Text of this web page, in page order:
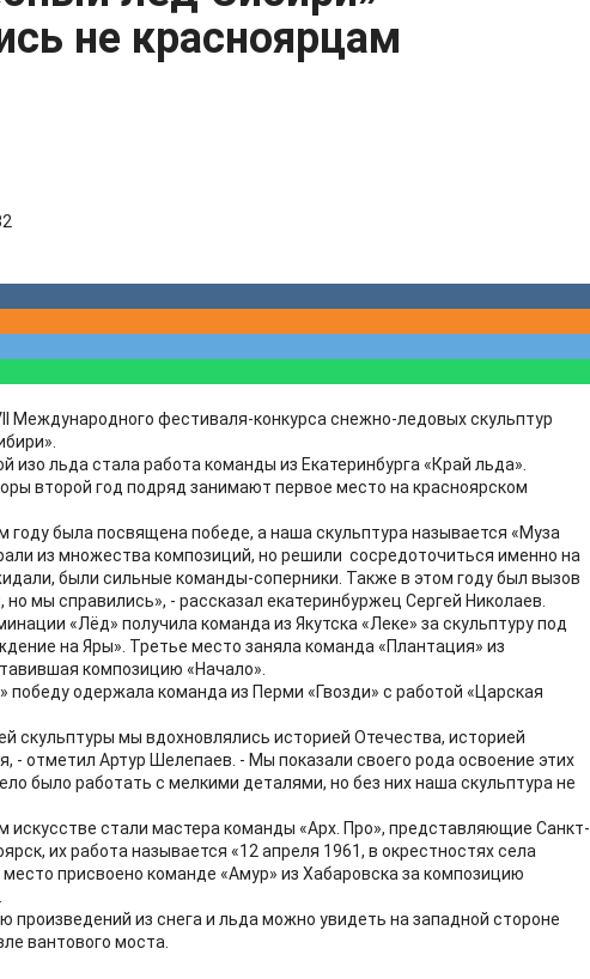
не красноярцам
Международного фестиваля-конкурса снежно-ледовых скульптур
изо льда стала работа команды из Екатеринбурга «Край льда».
второй год подряд занимают первое место на красноярском
году была посвящена победе, а наша скульптура называется «Муза
из множества композиций, но решили сосредоточиться именно на
были сильные команды-соперники. Также в этом году был вызов
мы справились», - рассказал екатеринбуржец Сергей Николаев.
«Лёд» получила команда из Якутска «Леке» за скульптуру под
на Яры». Третье место заняла команда «Плантация» из
композицию «Начало».
победу одержала команда из Перми «Гвозди» с работой «Царская
скульптуры мы вдохновлялись историей Отечества, историей
- отметил Артур Шелепаев. - Мы показали своего рода освоение этих
было работать с мелкими деталями, но без них наша скульптура не
искусстве стали мастера команды «Арх. Про», представляющие Санкт-
их работа называется «12 апреля 1961, в окрестностях села
присвоено команде «Амур» из Хабаровска за композицию
произведений из снега и льда можно увидеть на западной стороне
вантового моста.